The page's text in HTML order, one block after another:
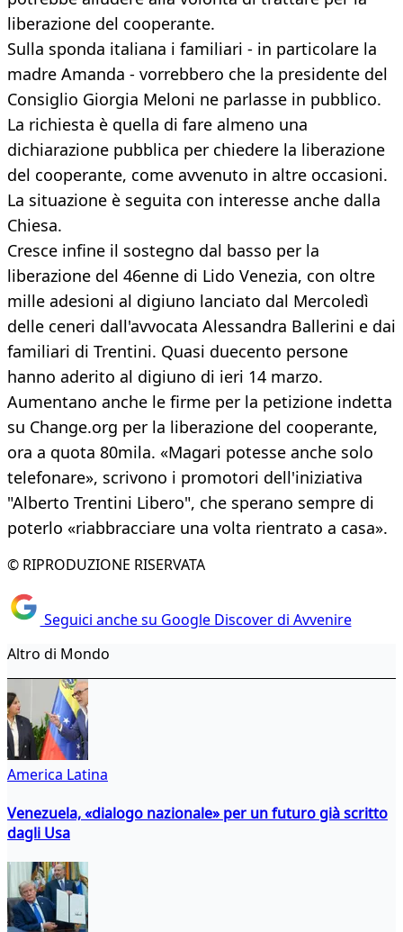
liberazione del cooperante.
Sulla sponda italiana i familiari - in particolare la
madre Amanda - vorrebbero che la presidente del
Consiglio Giorgia Meloni ne parlasse in pubblico.
La richiesta è quella di fare almeno una
dichiarazione pubblica per chiedere la liberazione
del cooperante, come avvenuto in altre occasioni.
La situazione è seguita con interesse anche dalla
Chiesa.
Cresce infine il sostegno dal basso per la
liberazione del 46enne di Lido Venezia, con oltre
mille adesioni al digiuno lanciato dal Mercoledì
delle ceneri dall'avvocata Alessandra Ballerini e dai
familiari di Trentini. Quasi duecento persone
hanno aderito al digiuno di ieri 14 marzo.
Aumentano anche le firme per la petizione indetta
su Change.org per la liberazione del cooperante,
ora a quota 80mila. «Magari potesse anche solo
telefonare», scrivono i promotori dell'iniziativa
"Alberto Trentini Libero", che sperano sempre di
poterlo «riabbracciare una volta rientrato a casa».
© RIPRODUZIONE RISERVATA
Seguici anche su Google Discover di Avvenire
Altro di Mondo
America Latina
Venezuela, «dialogo nazionale» per un futuro già scritto
dagli Usa